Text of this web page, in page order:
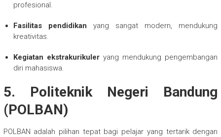
profesional.
Fasilitas pendidikan yang sangat modern, mendukung
kreativitas.
Kegiatan ekstrakurikuleryang mendukung pengembangan
diri mahasiswa.
5. Politeknik Negeri Bandung
(POLBAN)
POLBAN adalah pilihan tepat bagi pelajar yang tertarik dengan